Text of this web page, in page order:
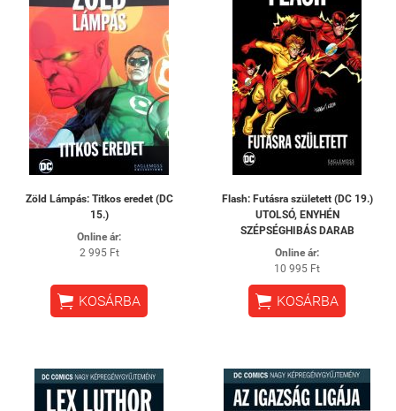
Zöld Lámpás: Titkos eredet (DC
15.)
Online ár:
2 995 Ft
 KOSÁRBA
Flash: ​Futásra született (DC 19.)
UTOLSÓ, ENYHÉN
SZÉPSÉGHIBÁS DARAB
Online ár:
10 995 Ft
 KOSÁRBA